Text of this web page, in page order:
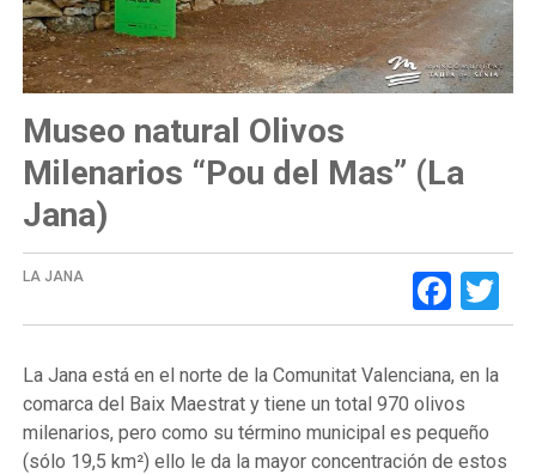
navegación
Museo natural Olivos
Milenarios “Pou del Mas” (La
Jana)
LA JANA
La Jana está en el norte de la Comunitat Valenciana, en la
comarca del Baix Maestrat y tiene un total 970 olivos
milenarios, pero como su término municipal es pequeño
(sólo 19,5 km²) ello le da la mayor concentración de estos